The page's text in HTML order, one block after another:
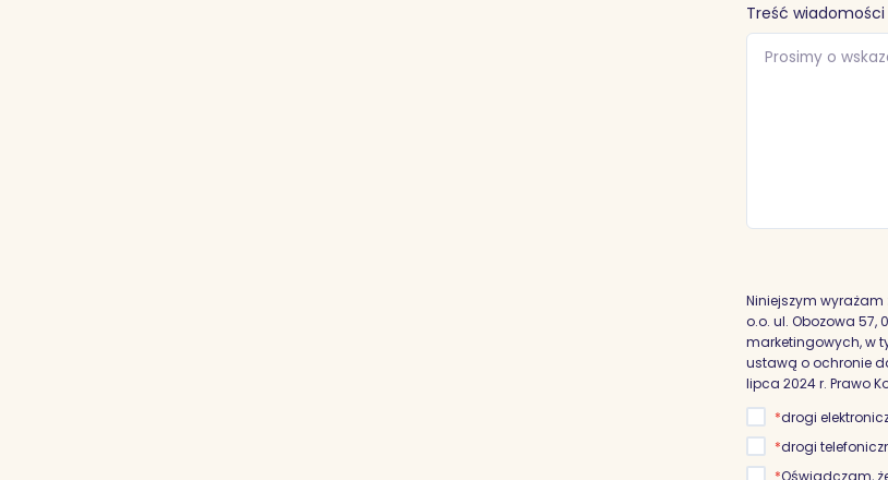
Treść wiadomości
Niniejszym
o.o. ul. Obozowa 57,
marketingowych, w
ustawą o ochronie
lipca 2024 r. Prawo
*drogi
*drogi
*Oświadczam,